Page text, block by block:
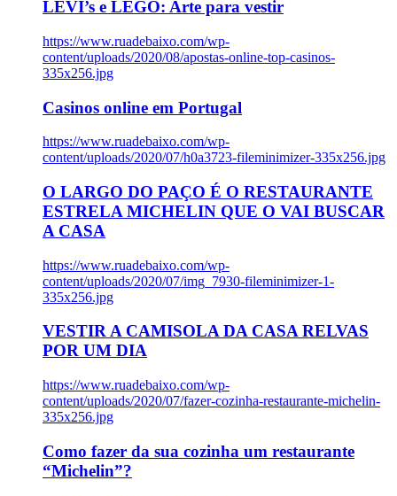
LEVI’s e LEGO: Arte para vestir
https://www.ruadebaixo.com/wp-
content/uploads/2020/08/apostas-online-top-casinos-
335x256.jpg
Casinos online em Portugal
https://www.ruadebaixo.com/wp-
content/uploads/2020/07/h0a3723-fileminimizer-335x256.jpg
O LARGO DO PAÇO É O RESTAURANTE
ESTRELA MICHELIN QUE O VAI BUSCAR
A CASA
https://www.ruadebaixo.com/wp-
content/uploads/2020/07/img_7930-fileminimizer-1-
335x256.jpg
VESTIR A CAMISOLA DA CASA RELVAS
POR UM DIA
https://www.ruadebaixo.com/wp-
content/uploads/2020/07/fazer-cozinha-restaurante-michelin-
335x256.jpg
Como fazer da sua cozinha um restaurante
“Michelin”?